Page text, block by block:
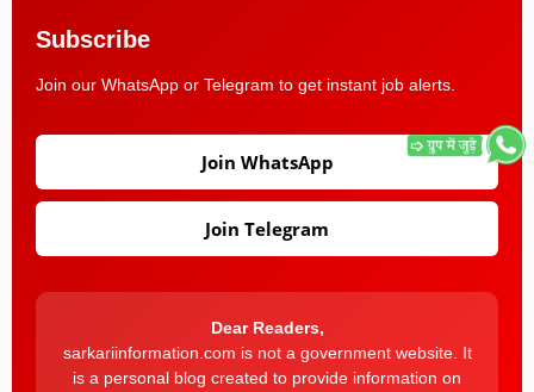
Subscribe
Join our WhatsApp or Telegram to get instant job alerts.
Join WhatsApp
Join Telegram
Dear Readers,
sarkariinformation.com is not a government website. It
is a personal blog created to provide information on